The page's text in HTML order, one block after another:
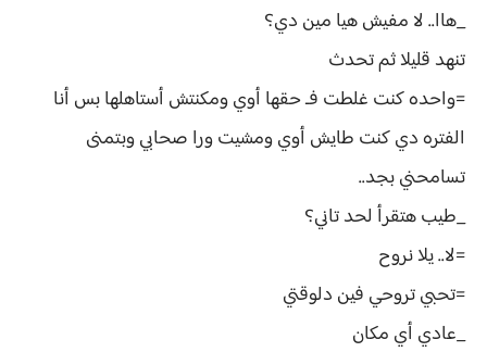
_هاا.. لا مفيش هيا مين دي؟
تنهد قليلا ثم تحدث
=واحده كنت غلطت فـ حقها أوي ومكنتش أستاهلها بس أنا
الفتره دي كنت طايش أوي ومشيت ورا صحابي وبتمنى
تسامحني بجد..
_طيب هتقرأ لحد تاني؟
=لا.. يلا نروح
=تحبي تروحي فين دلوقتي
_عادي أي مكان